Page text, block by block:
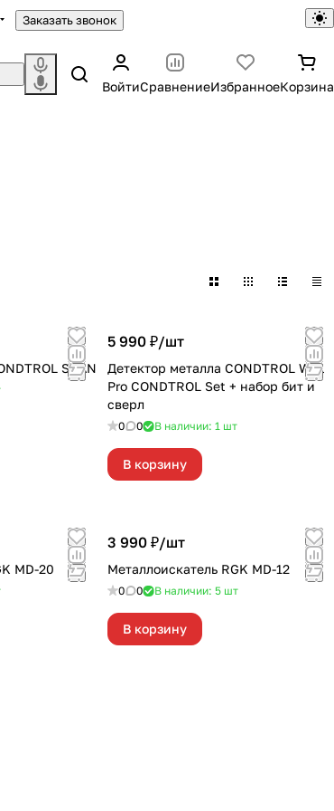
Заказать звонок
ВойтиСравнениеИзбранноеКорзина
SCAN
5 990 ₽/шт
Детектор металла CONDTROL Wall
Pro CONDTROL Set + набор бит и
сверл
0 0 В наличии: 1 шт
В корзину
MD-20
3 990 ₽/шт
Металлоискатель RGK MD-12
0 0 В наличии: 5 шт
В корзину